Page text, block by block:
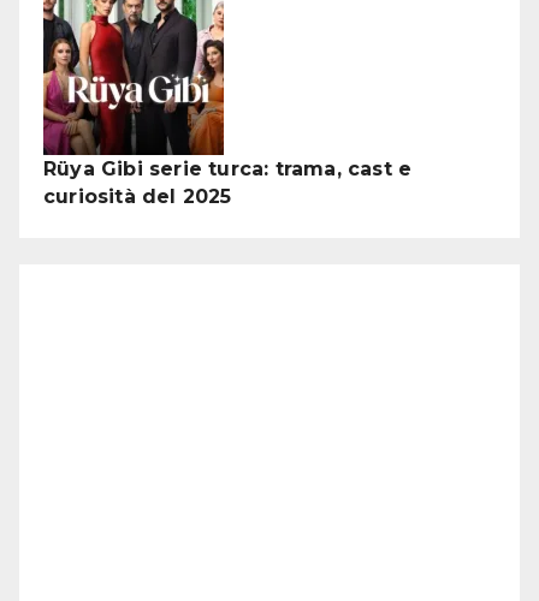
Rüya Gibi serie turca: trama, cast e
curiosità del 2025